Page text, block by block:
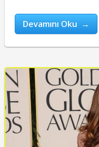
Devamını Oku →